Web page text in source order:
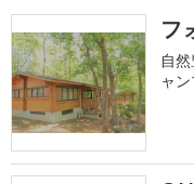
フ
自
ャ